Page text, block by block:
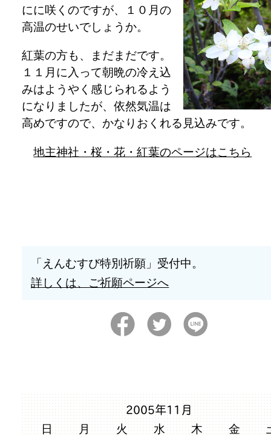
にに咲くのですが、１０月の
高温のせいでしょうか。
紅葉の方も、まだまだです。
１１月に入って朝晩の冷え込
みはようやく感じられるよう
になりましたが、依然気温は
高めですので、かなりおくれる見込みです。
地主神社・桜・花・紅葉のページはこちら
「えんむすび特別祈願」受付中。
詳しくは、ご祈願ページへ
2005年11月
日 月 火 水 木 金